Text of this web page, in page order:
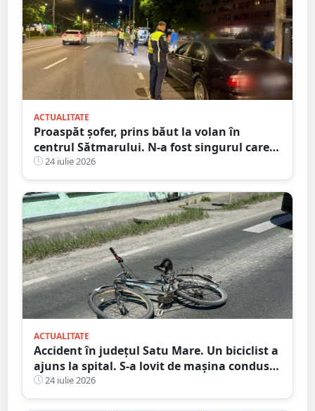
ACTUALITATE
Proaspăt șofer, prins băut la volan în
centrul Sătmarului. N-a fost singurul care a
călcat pe bec
24 iulie 2026
ACTUALITATE
Accident în județul Satu Mare. Un biciclist a
ajuns la spital. S-a lovit de mașina condusă
de un tânăr șofer
24 iulie 2026